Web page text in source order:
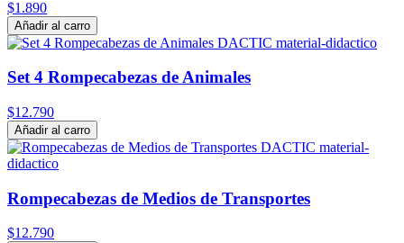
$1.890
Añadir al carro
Set 4 Rompecabezas de Animales
$12.790
Añadir al carro
Rompecabezas de Medios de Transportes
$12.790